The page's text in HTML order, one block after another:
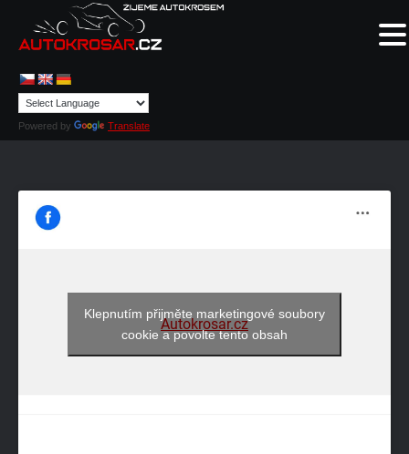
Powered by Translate
Autokrosar.cz
Klepnutím přijměte marketingové soubory
cookie a povolte tento obsah